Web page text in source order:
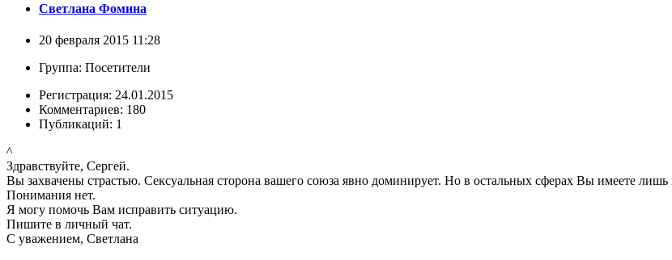
Светлана Фомина
20 февраля 2015 11:28
Группа: Посетители
Регистрация: 24.01.2015
Комментариев: 180
Публикаций: 1
^
Здравствуйте, Сергей.
Вы захвачены страстью. Сексуальная сторона вашего союза явно доминирует. Но в остальных сферах Вы имеете лишь
Понимания нет.
Я могу помочь Вам исправить ситуацию.
Пишите в личный чат.
С уважением, Светлана